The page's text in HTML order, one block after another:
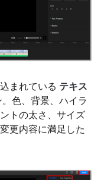
まれている テキス
色、背景、ハイラ
トの太さ、サイズ
更内容に満足した